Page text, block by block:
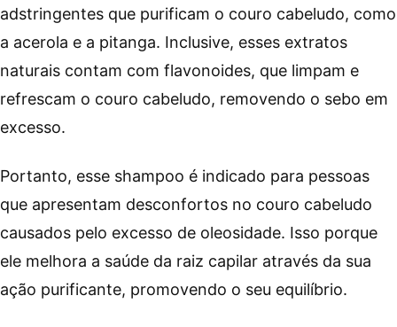
adstringentes que purificam o couro cabeludo, como
a acerola e a pitanga. Inclusive, esses extratos
naturais contam com flavonoides, que limpam e
refrescam o couro cabeludo, removendo o sebo em
excesso.
Portanto, esse shampoo é indicado para pessoas
que apresentam desconfortos no couro cabeludo
causados pelo excesso de oleosidade. Isso porque
ele melhora a saúde da raiz capilar através da sua
ação purificante, promovendo o seu equilíbrio.